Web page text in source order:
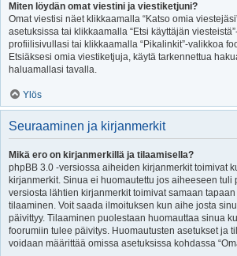
Miten löydän omat viestini ja viestiketjuni?
Omat viestisi näet klikkaamalla “Katso omia
asetuksissa tai klikkaamalla “Etsi käyttäjän
profiilisivullasi tai klikkaamalla “Pikalinkit”-valikkoa
Etsiäksesi omia viestiketjuja, käytä tarkennettua
haluamallasi tavalla.
Ylös
Seuraaminen ja kirjanmerkit
Mikä ero on kirjanmerkillä ja tilaamisella?
phpBB 3.0 -versiossa aiheiden kirjanmerkit toimivat
kirjanmerkit. Sinua ei huomautettu jos aiheeseen tuli
versiosta lähtien kirjanmerkit toimivat samaan
tilaaminen. Voit saada ilmoituksen kun aihe josta
päivittyy. Tilaaminen puolestaan huomauttaa sinua
foorumiin tulee päivitys. Huomautusten asetukset ja
voidaan määrittää omissa asetuksissa kohdassa